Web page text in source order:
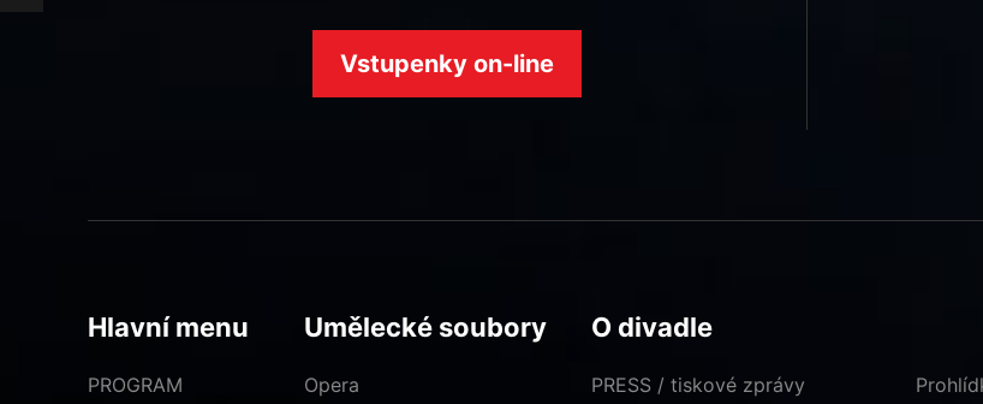
Vstupenky on-line
Hlavní menu
PROGRAM
Umělecké soubory
Opera
O divadle
PRESS / tiskové zprávy